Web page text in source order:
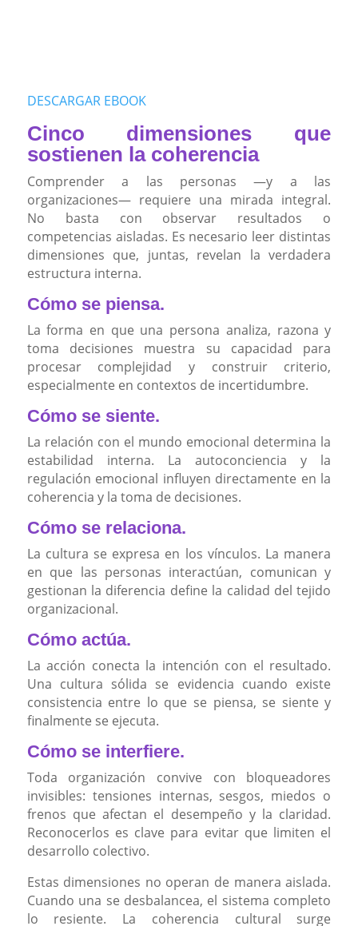
DESCARGAR EBOOK
Cinco dimensiones que
sostienen la coherencia
Comprender a las personas —y a las
organizaciones— requiere una mirada integral.
No basta con observar resultados o
competencias aisladas. Es necesario leer distintas
dimensiones que, juntas, revelan la verdadera
estructura interna.
Cómo se piensa.
La forma en que una persona analiza, razona y
toma decisiones muestra su capacidad para
procesar complejidad y construir criterio,
especialmente en contextos de incertidumbre.
Cómo se siente.
La relación con el mundo emocional determina la
estabilidad interna. La autoconciencia y la
regulación emocional influyen directamente en la
coherencia y la toma de decisiones.
Cómo se relaciona.
La cultura se expresa en los vínculos. La manera
en que las personas interactúan, comunican y
gestionan la diferencia define la calidad del tejido
organizacional.
Cómo actúa.
La acción conecta la intención con el resultado.
Una cultura sólida se evidencia cuando existe
consistencia entre lo que se piensa, se siente y
finalmente se ejecuta.
Cómo se interfiere.
Toda organización convive con bloqueadores
invisibles: tensiones internas, sesgos, miedos o
frenos que afectan el desempeño y la claridad.
Reconocerlos es clave para evitar que limiten el
desarrollo colectivo.
Estas dimensiones no operan de manera aislada.
Cuando una se desbalancea, el sistema completo
lo resiente. La coherencia cultural surge